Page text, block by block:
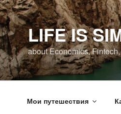
LIFE IS
about Economics,
Мои путешествия